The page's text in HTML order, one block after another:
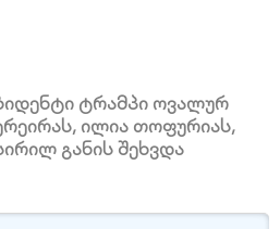
ტრამპი ოვალურ
ილია თოფურიას,
განის შეხვდა